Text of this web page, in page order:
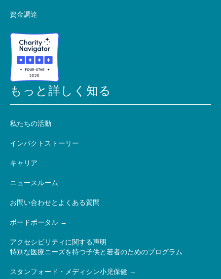
資金調達
もっと詳しく知る
私たちの活動
インパクトストーリー
キャリア
ニュースルーム
お問い合わせとよくある質問
ボードポータル
アクセシビリティに関する声明
特別な医療ニーズを持つ子供と若者のためのプログラム
スタンフォード・メディシン小児保健